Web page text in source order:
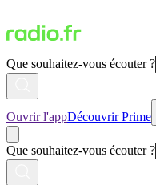
Que souhaitez-vous écouter ?
Ouvrir l'appDécouvrir Prime
Que souhaitez-vous écouter ?